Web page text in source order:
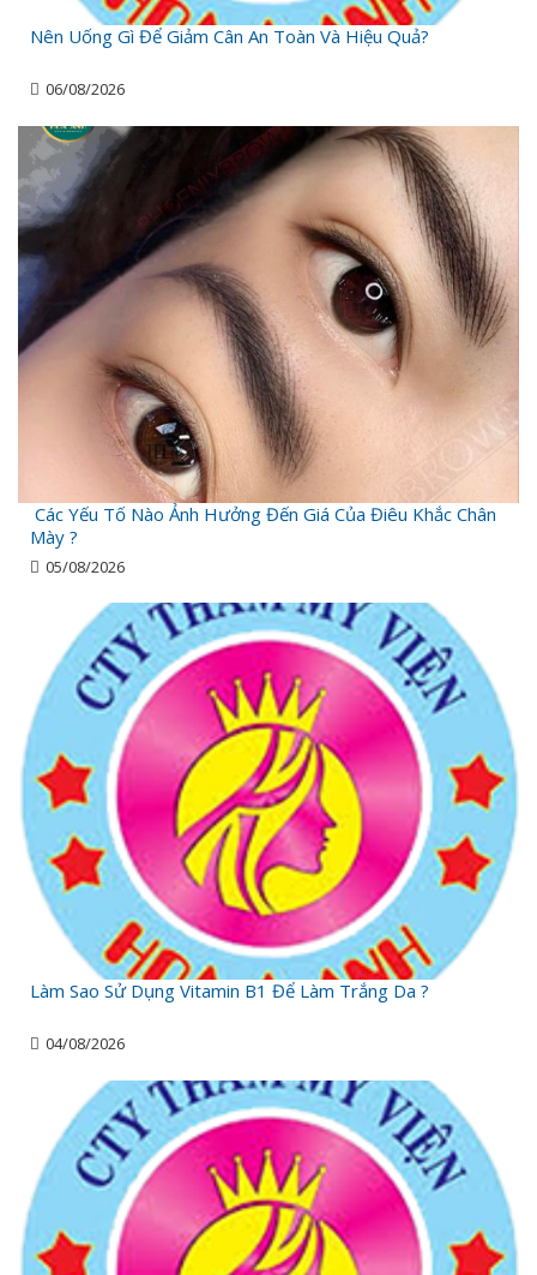
Nên Uống Gì Để Giảm Cân An Toàn Và Hiệu Quả?
06/08/2026
Các Yếu Tố Nào Ảnh Hưởng Đến Giá Của Điêu Khắc Chân
Mày ?
05/08/2026
Làm Sao Sử Dụng Vitamin B1 Để Làm Trắng Da ?
04/08/2026